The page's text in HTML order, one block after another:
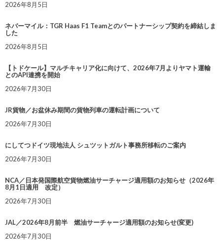
2026年8月5日
ネバーマイル：TGR Haas F1 Teamとのパートナーシップ契約を締結しま
した
2026年8月5日
【トドケール】マルチキャリア化に向けて、2026年7月よりヤマト運輸
とのAPI連携を開始
2026年7月30日
JR貨物／お盆休み期間の貨物列車の運転計画について
2026年7月30日
にしてつドイツ現地法人 シュツットガルト事務所移転のご案内
2026年7月30日
NCA／日本発国際航空貨物燃油サーチャージ適用額のお知らせ（2026年
8月1日適用 改定）
2026年7月30日
JAL／2026年8月前半 燃油サーチャージ適用額のお知らせ(変更)
2026年7月30日